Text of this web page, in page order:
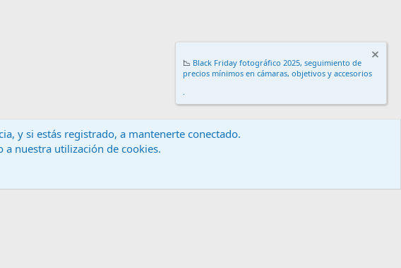
Contáctanos Términos y reglas
Ltd.
📉 Black Friday fotográfico 2025, seguimiento de
precios mínimos en cámaras, objetivos y accesorios
.
y si estás registrado, a mantenerte conectado.
nuestra utilización de cookies.